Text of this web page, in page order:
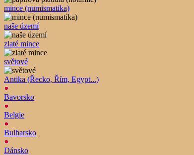
mince (numismatika)
naše území
zlaté mince
světové
Antika (Řecko, Řím, Egypt...)
Bavorsko
Belgie
Bulharsko
Dánsko